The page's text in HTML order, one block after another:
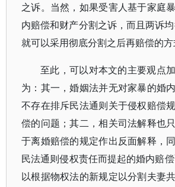
之诉。当然，如果受害人基于家庭
内赔偿和财产分割之诉，而且两诉
就可以采用彻底分割之后再赔偿的方
至此，可以对本文的主要观点
为：其一，婚姻法并无对家暴的婚
不存在排斥民法通则关于侵权赔偿
偿的问题；其二，相关司法解释也
于离婚赔偿的规定作出反面解释，
民法通则侵权责任而提起的婚内赔
以根据物权法的新规定以分割夫妻